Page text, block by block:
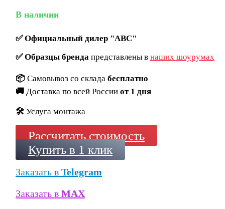
В наличии
✅Официальный дилер "ABC"
✅Образцы брендапредставлены в наших шоурумах
📦 Самовывоз со склада бесплатно
🚚 Доставка по всей России от 1 дня
🛠️ Услуга монтажа
Рассчитать стоимость
Купить в 1 клик
Заказать в Telegram
Заказать в MAX